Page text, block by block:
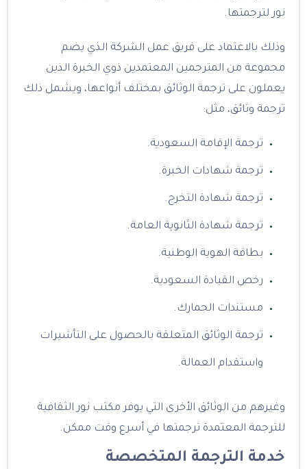
نور لترجمتها.
وذلك بالاعتماد على فريق عمل الشركة الذي يضم
مجموعة من المترجمين المعتمدين ذوي الخبرة الذين
يعملون على ترجمة الوثائق بمختلف أنواعها، ويشمل ذلك
ترجمة وثائق، مثل:
ترجمة الإقامة السعودية.
ترجمة شهادات الخبرة.
ترجمة شهادة التخرج.
ترجمة شهادة الثانوية العامة.
بطاقة الهوية الوطنية.
رخص القيادة السعودية.
مستندات الجمارك.
ترجمة الوثائق المتعلقة بالحصول على التأشيرات
واستقدام العمالة.
وغيرهم من الوثائق الأخرى التي يوفر مكتب نور الثقافية
للترجمة المعتمدة ترجمتها في أسرع وقت ممكن.
خدمة الترجمة المتخصصة